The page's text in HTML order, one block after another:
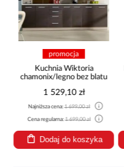
promocja
Kuchnia Wiktoria
chamonix/legno bez blatu
1 529,10 zł
Najniższa cena:1 699,00 zł
Cena regularna:1 699,00 zł
Dodaj do koszyka